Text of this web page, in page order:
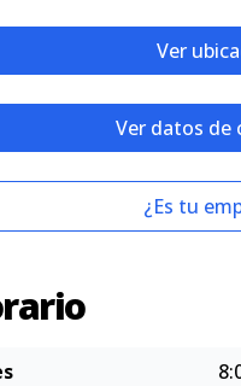
Ver
Ver datos de
¿Es tu